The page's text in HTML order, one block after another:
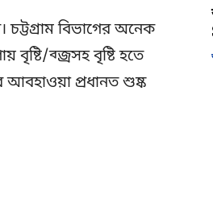
বিভাগের অনেক
ব্জ্রসহ বৃষ্টি হতে
আবহাওয়া প্রধানত শুষ্ক